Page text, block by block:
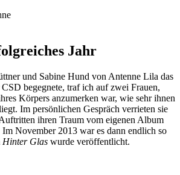
Jahr
und Sabine Hund von Antenne Lila das
begegnete, traf ich auf zwei Frauen,
Körpers anzumerken war, wie sehr ihnen
Im persönlichen Gespräch verrieten sie
ihren Traum vom eigenen Album
November 2013 war es dann endlich so
Hinter Glas wurde veröffentlicht.